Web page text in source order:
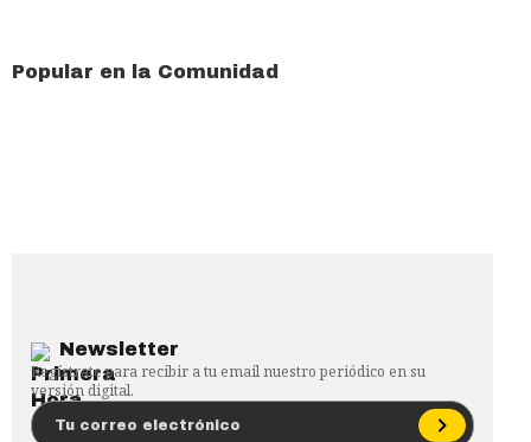
Popular en la Comunidad
Newsletter
Regístrate para recibir a tu email nuestro periódico en su
versión digital.